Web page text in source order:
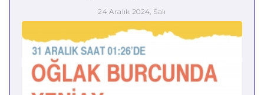
24 Aralık 2024, Salı